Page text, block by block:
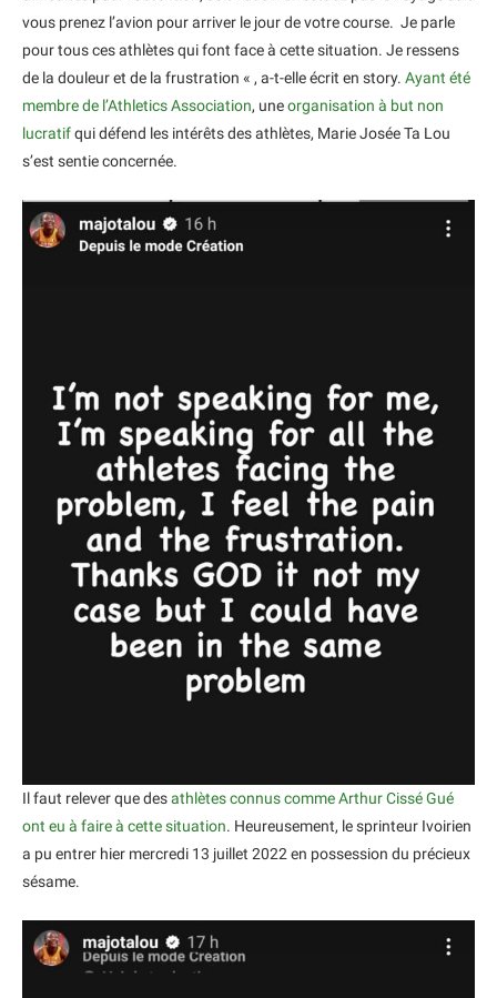
vous prenez l’avion pour arriver le jour de votre course. Je parle
pour tous ces athlètes qui font face à cette situation. Je ressens
de la douleur et de la frustration « , a-t-elle écrit en story. Ayant été
membre de l’Athletics Association, uneorganisation à but non
lucratifqui défend les intérêts des athlètes, Marie Josée Ta Lou
s’est sentie concernée.
Il faut relever que desathlètes connus comme Arthur Cissé Gué
ont eu à faire à cette situation. Heureusement, le sprinteur Ivoirien
a pu entrer hier mercredi 13 juillet 2022 en possession du précieux
sésame.